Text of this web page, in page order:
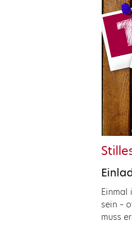
Einmal
sein –
muss